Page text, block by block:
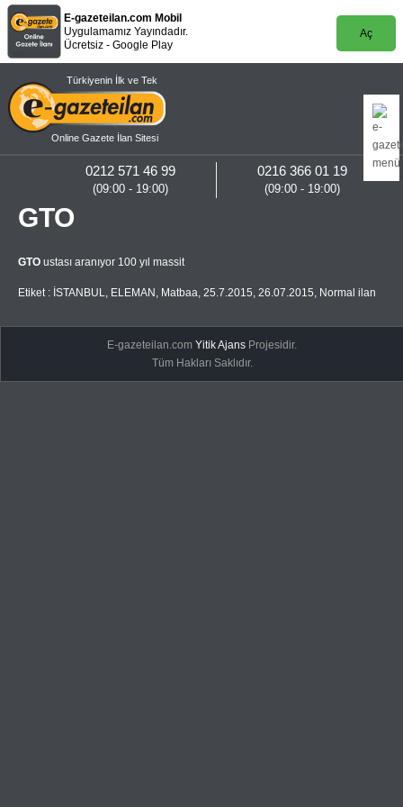
E-gazeteilan.com Mobil
Uygulamamız Yayındadır.
Ücretsiz - Google Play
Aç
Türkiyenin İlk ve Tek
Online Gazete İlan Sitesi
0216 366 01 19
(09:00 - 19:00)
0212 571 46 99
(09:00 - 19:00)
GTO
GTO ustası aranıyor 100 yıl massit
Etiket : İSTANBUL, ELEMAN , Matbaa, 25.7.2015, 26.07.2015, Normal ilan
E-gazeteilan.comYitik Ajans Projesidir.
Tüm Hakları Saklıdır.